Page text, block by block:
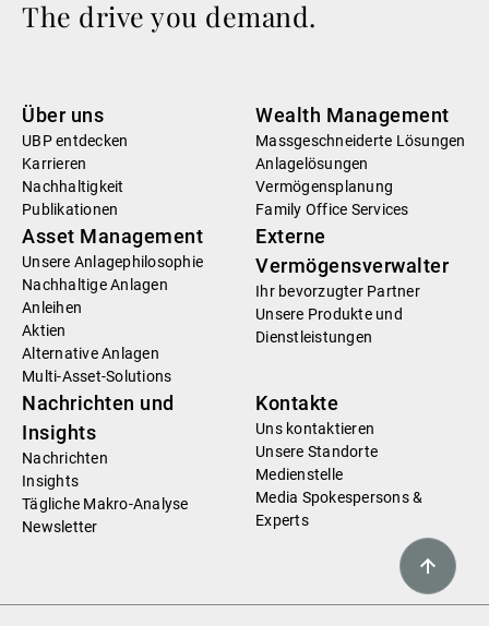
The drive you demand.
Über uns
UBP entdecken
Karrieren
Nachhaltigkeit
Publikationen
Wealth Management
Massgeschneiderte Lösungen
Anlagelösungen
Vermögensplanung
Family Office Services
Asset Management
Unsere Anlagephilosophie
Nachhaltige Anlagen
Anleihen
Aktien
Alternative Anlagen
Multi-Asset-Solutions
Externe
Vermögensverwalter
Ihr bevorzugter Partner
Unsere Produkte und
Dienstleistungen
Nachrichten und
Insights
Nachrichten
Insights
Tägliche Makro-Analyse
Newsletter
Kontakte
Uns kontaktieren
Unsere Standorte
Medienstelle
Media Spokespersons &
Experts